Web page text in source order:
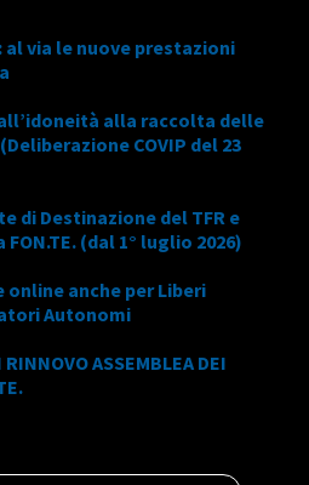
via le nuove prestazioni
alla raccolta delle
COVIP del 23
di Destinazione del TFR e
(dal 1° luglio 2026)
online anche per Liberi
Autonomi
ASSEMBLEA DEI